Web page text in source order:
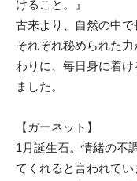
けること。』
古来より、自然の中で
それぞれ秘められた
わりに、毎日身に着
ました。
【ガーネット】
1月誕生石。情緒の不
てくれると言われて